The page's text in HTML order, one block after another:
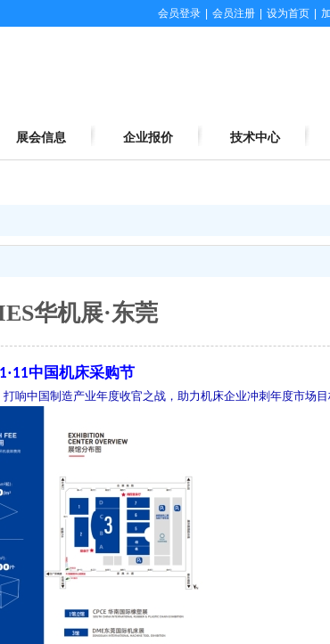
会员登录 会员注册 设为首页
展会信息 企业报价 技术中心
华机展·东莞
·11中国机床采购节
响中国制造产业年度收官之战，助力机床企业冲刺年度市场目